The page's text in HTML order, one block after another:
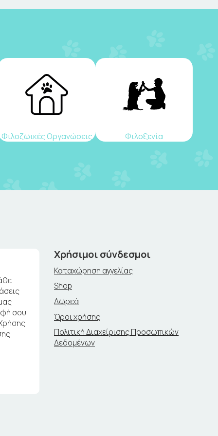
Φιλοζωικές Οργανώσεις Φιλοξενία
σου
Χρήσιμοι σύνδεσμοι
Καταχώρηση αγγελίας
Shop
Δωρεά
Όροι χρήσης
Πολιτική Διαχείρισης Προσωπικών
Δεδομένων